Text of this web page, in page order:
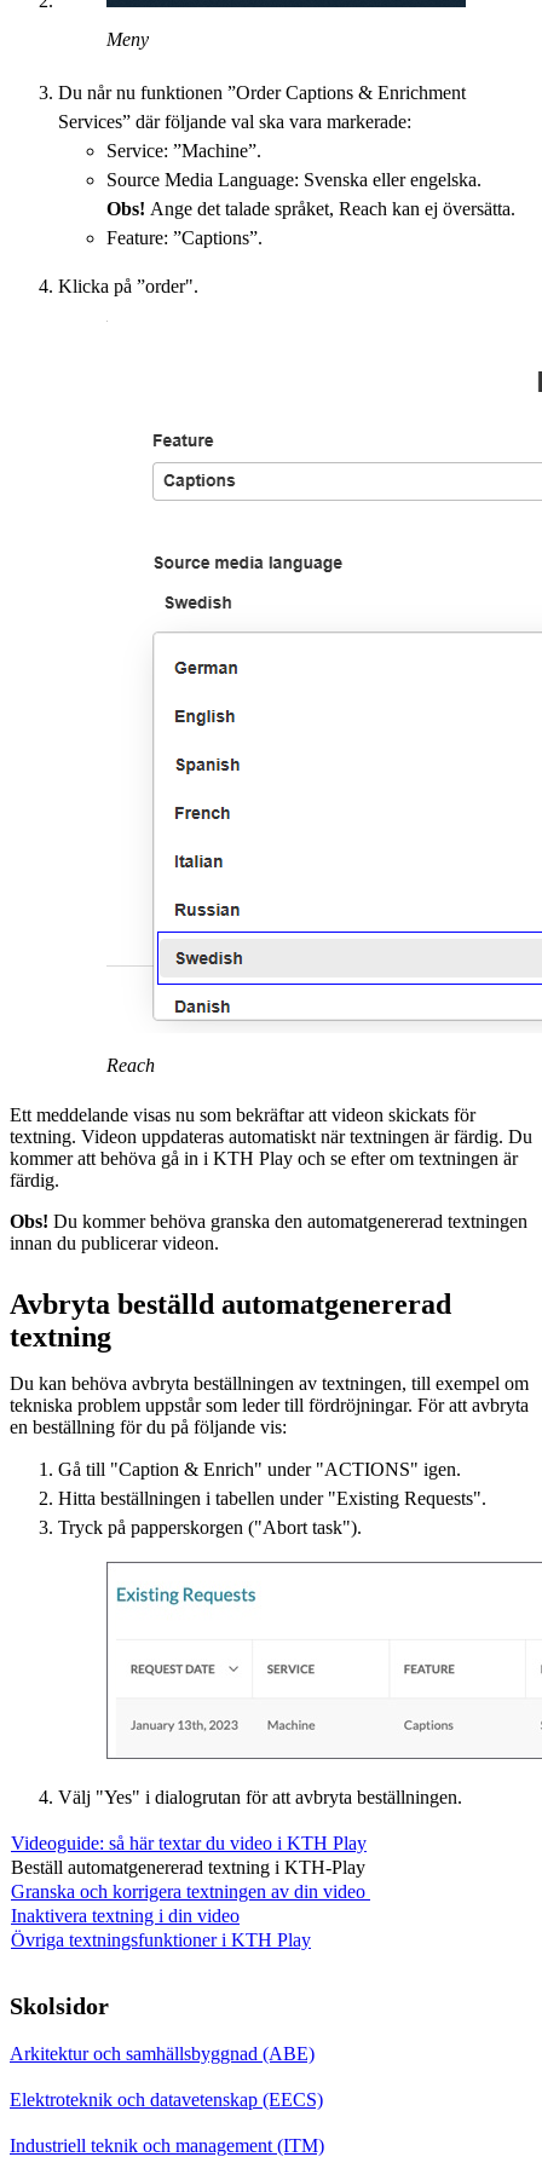
Meny
Du når nu funktionen ”Order Captions & Enrichment
Services” där följande val ska vara markerade:
Service: ”Machine”.
Source Media Language: Svenska eller engelska.
Obs! Ange det talade språket, Reach kan ej översätta.
Feature: ”Captions”.
Klicka på ”order".
Reach
Ett meddelande visas nu som bekräftar att videon skickats för
textning. Videon uppdateras automatiskt när textningen är färdig. Du
kommer att behöva gå in i KTH Play och se efter om textningen är
färdig.
Obs! Du kommer behöva granska den automatgenererad textningen
innan du publicerar videon.
Avbryta beställd automatgenererad
textning
Du kan behöva avbryta beställningen av textningen, till exempel om
tekniska problem uppstår som leder till fördröjningar. För att avbryta
en beställning för du på följande vis:
Gå till "Caption & Enrich" under "ACTIONS" igen.
Hitta beställningen i tabellen under "Existing Requests".
Tryck på papperskorgen ("Abort task").
Välj "Yes" i dialogrutan för att avbryta beställningen.
Videoguide: så här textar du video i KTH Play
Beställ automatgenererad textning i KTH-Play
Granska och korrigera textningen av din video
Inaktivera textning i din video
Övriga textningsfunktioner i KTH Play
Skolsidor
Arkitektur och samhällsbyggnad (ABE)
Elektroteknik och datavetenskap (EECS)
Industriell teknik och management (ITM)